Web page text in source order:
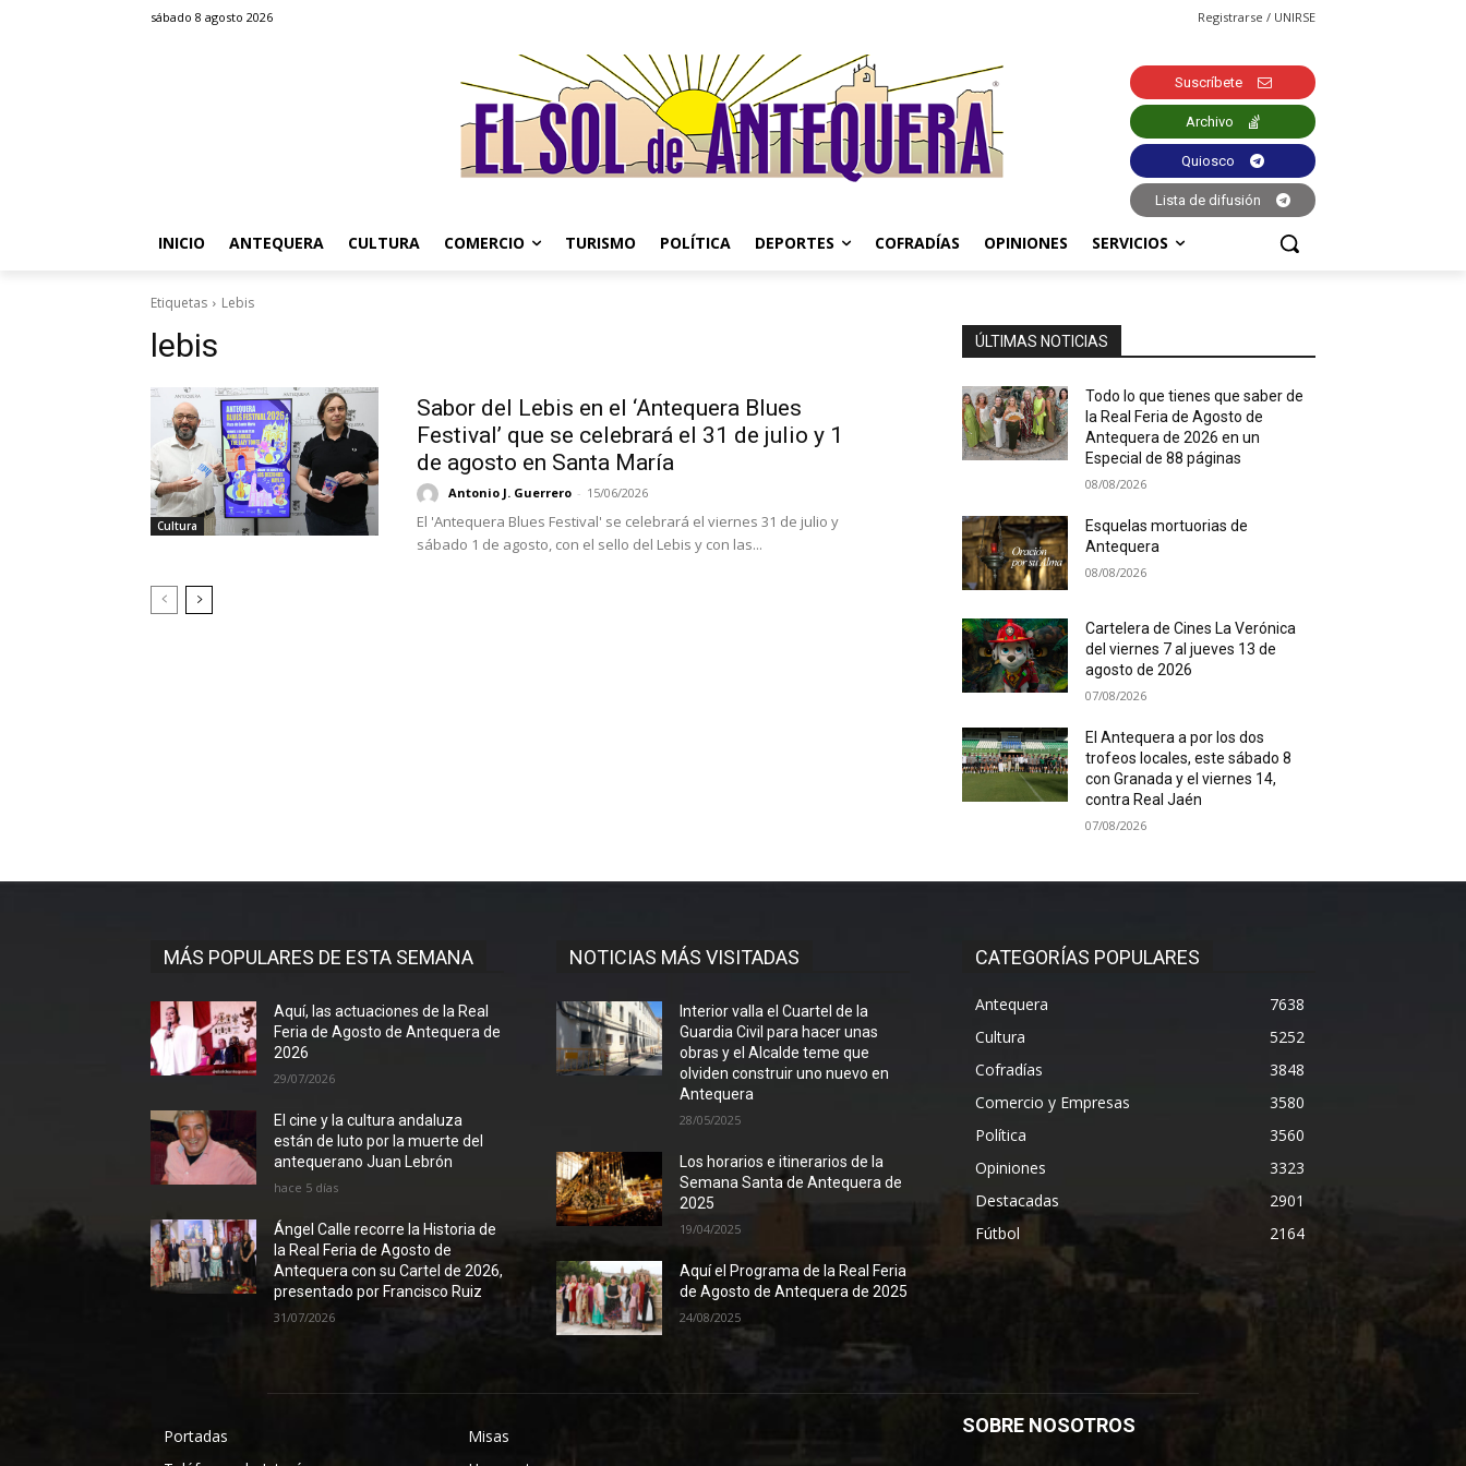
sábado 8 agosto 2026 Registrarse / UNIRSE
Suscríbete
Archivo
Quiosco
Lista de difusión
INICIO ANTEQUERA CULTURA COMERCIO TURISMO POLÍTICA DEPORTES COFRADÍAS OPINIONES SERVICIOS
Etiquetas Lebis
lebis
Cultura
Sabor del Lebis en el ‘Antequera Blues
Festival’ que se celebrará el 31 de julio y 1
de agosto en Santa María
Antonio J. Guerrero - 15/06/2026
El 'Antequera Blues Festival' se celebrará el viernes 31 de julio y
sábado 1 de agosto, con el sello del Lebis y con las...
ÚLTIMAS NOTICIAS
Todo lo que tienes que saber de
la Real Feria de Agosto de
Antequera de 2026 en un
Especial de 88 páginas
08/08/2026
Esquelas mortuorias de
Antequera
08/08/2026
Cartelera de Cines La Verónica
del viernes 7 al jueves 13 de
agosto de 2026
07/08/2026
El Antequera a por los dos
trofeos locales, este sábado 8
con Granada y el viernes 14,
contra Real Jaén
07/08/2026
MÁS POPULARES DE ESTA SEMANA
Aquí, las actuaciones de la Real
Feria de Agosto de Antequera de
2026
29/07/2026
El cine y la cultura andaluza
están de luto por la muerte del
antequerano Juan Lebrón
hace 5 días
Ángel Calle recorre la Historia de
la Real Feria de Agosto de
Antequera con su Cartel de 2026,
presentado por Francisco Ruiz
31/07/2026
NOTICIAS MÁS VISITADAS
Interior valla el Cuartel de la
Guardia Civil para hacer unas
obras y el Alcalde teme que
olviden construir uno nuevo en
Antequera
28/05/2025
Los horarios e itinerarios de la
Semana Santa de Antequera de
2025
19/04/2025
Aquí el Programa de la Real Feria
de Agosto de Antequera de 2025
24/08/2025
CATEGORÍAS POPULARES
Antequera
7638
Cultura
5252
Cofradías
3848
Comercio y Empresas
3580
Política
3560
Opiniones
3323
Destacadas
2901
Fútbol
2164
Portadas
Misas
SOBRE NOSOTROS